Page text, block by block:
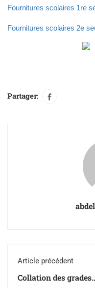
Fournitures scolaires 1re
Fournitures scolaires 2e
Partager:
Article précédent
Collation des grades